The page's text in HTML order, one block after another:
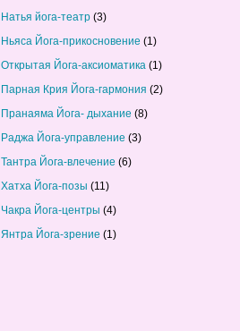
Натья йога-театр (3)
Ньяса Йога-прикосновение (1)
Открытая Йога-аксиоматика (1)
Парная Крия Йога-гармония (2)
Пранаяма Йога- дыхание (8)
Раджа Йога-управление (3)
Тантра Йога-влечение (6)
Хатха Йога-позы (11)
Чакра Йога-центры (4)
Янтра Йога-зрение (1)